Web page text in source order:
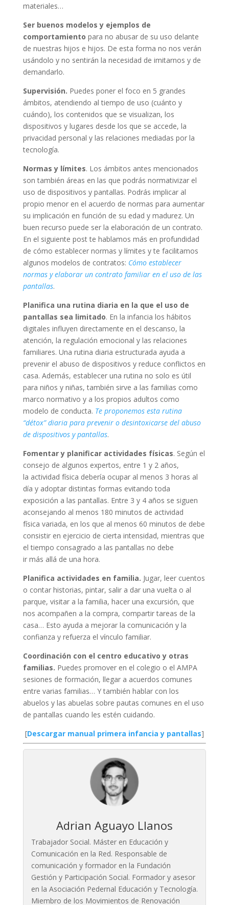
materiales…
Ser buenos modelos y ejemplos de
comportamiento para no abusar de su uso delante
de nuestras hijos e hijos. De esta forma no nos verán
usándolo y no sentirán la necesidad de imitarnos y de
demandarlo.
Supervisión. Puedes poner el foco en 5 grandes
ámbitos, atendiendo al tiempo de uso (cuánto y
cuándo), los contenidos que se visualizan, los
dispositivos y lugares desde los que se accede, la
privacidad personal y las relaciones mediadas por la
tecnología.
Normas y límites. Los ámbitos antes mencionados
son también áreas en las que podrás normativizar el
uso de dispositivos y pantallas. Podrás implicar al
propio menor en el acuerdo de normas para aumentar
su implicación en función de su edad y madurez. Un
buen recurso puede ser la elaboración de un contrato.
En el siguiente post te hablamos más en profundidad
de cómo establecer normas y límites y te facilitamos
algunos modelos de contratos: Cómo establecer
normas y elaborar un contrato familiar en el uso de las
pantallas.
Planifica una rutina diaria en la que el uso de
pantallas sea limitado. En la infancia los hábitos
digitales influyen directamente en el descanso, la
atención, la regulación emocional y las relaciones
familiares. Una rutina diaria estructurada ayuda a
prevenir el abuso de dispositivos y reduce conflictos en
casa. Además, establecer una rutina no solo es útil
para niños y niñas, también sirve a las familias como
marco normativo y a los propios adultos como
modelo de conducta. Te proponemos esta rutina
“détox” diaria para prevenir o desintoxicarse del abuso
de dispositivos y pantallas.
Fomentar y planificar actividades físicas. Según el
consejo de algunos expertos, entre 1 y 2 años,
la actividad física debería ocupar al menos 3 horas al
día y adoptar distintas formas evitando toda
exposición a las pantallas. Entre 3 y 4 años se siguen
aconsejando al menos 180 minutos de actividad
física variada, en los que al menos 60 minutos de debe
consistir en ejercicio de cierta intensidad, mientras que
el tiempo consagrado a las pantallas no debe
ir más allá de una hora.
Planifica actividades en familia. Jugar, leer cuentos
o contar historias, pintar, salir a dar una vuelta o al
parque, visitar a la familia, hacer una excursión, que
nos acompañen a la compra, compartir tareas de la
casa… Esto ayuda a mejorar la comunicación y la
confianza y refuerza el vínculo familiar.
Coordinación con el centro educativo y otras
familias. Puedes promover en el colegio o el AMPA
sesiones de formación, llegar a acuerdos comunes
entre varias familias… Y también hablar con los
abuelos y las abuelas sobre pautas comunes en el uso
de pantallas cuando les estén cuidando.
[Descargar manual primera infancia y pantallas]
Adrian Aguayo Llanos
Trabajador Social. Máster en Educación y
Comunicación en la Red. Responsable de
comunicación y formador en la Fundación
Gestión y Participación Social. Formador y asesor
en la Asociación Pedernal Educación y Tecnología.
Miembro de los Movimientos de Renovación